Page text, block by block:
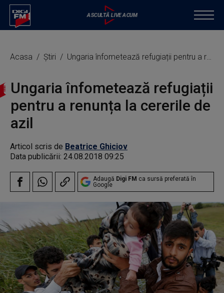
Acasa Știri Ungaria înfometează refugiații pentru a renunța la cererile de azil
Ungaria înfometează refugiații
pentru a renunța la cererile de
azil
Articol scris de Beatrice Ghiciov
Data publicării: 24.08.2018 09:25
Adaugă Digi FM ca sursă preferată în
Google